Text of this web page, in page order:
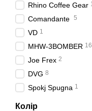
Rhino Coffee Gear
Comandante 5
VD 1
MHW-3BOMBER 16
Joe Frex 2
DVG 8
Spokj Spugna 1
Колір